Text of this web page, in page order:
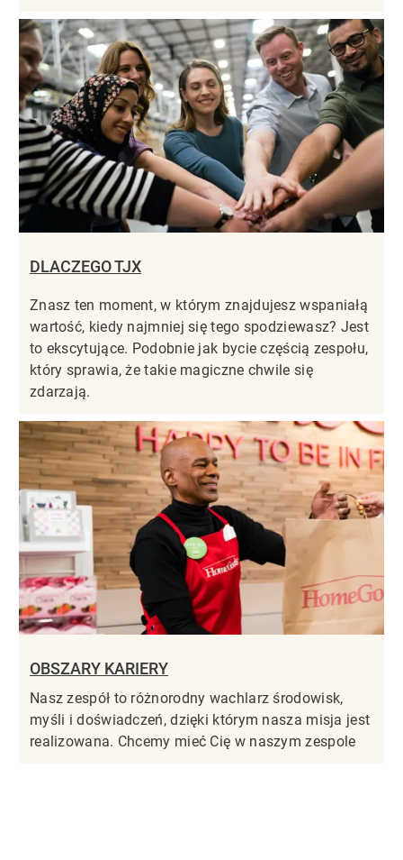
DLACZEGO TJX
Znasz ten moment, w którym znajdujesz wspaniałą
wartość, kiedy najmniej się tego spodziewasz? Jest
to ekscytujące. Podobnie jak bycie częścią zespołu,
który sprawia, że takie magiczne chwile się
zdarzają.
OBSZARY KARIERY
Nasz zespół to różnorodny wachlarz środowisk,
myśli i doświadczeń, dzięki którym nasza misja jest
realizowana. Chcemy mieć Cię w naszym zespole